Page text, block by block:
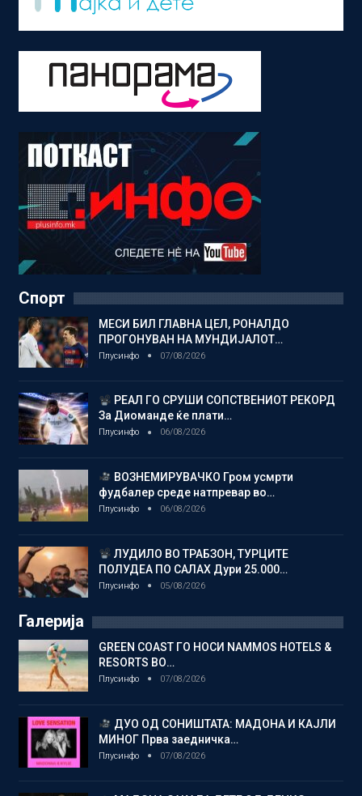
Спорт
МЕСИ БИЛ ГЛАВНА ЦЕЛ, РОНАЛДО
ПРОГОНУВАН НА МУНДИЈАЛОТ…
Плусинфо 07/08/2026
РЕАЛ ГО СРУШИ СОПСТВЕНИОТ РЕКОРД
За Диоманде ќе плати…
Плусинфо 06/08/2026
ВОЗНЕМИРУВАЧКО Гром усмрти
фудбалер среде натпревар во…
Плусинфо 06/08/2026
ЛУДИЛО ВО ТРАБЗОН, ТУРЦИТЕ
ПОЛУДЕА ПО САЛАХ Дури 25.000…
Плусинфо 05/08/2026
Галерија
GREEN COAST ГО НОСИ NAMMOS HOTELS &
RESORTS ВО…
Плусинфо 07/08/2026
ДУО ОД СОНИШТАТА: МАДОНА И КАЈЛИ
МИНОГ Прва заедничка…
Плусинфо 07/08/2026